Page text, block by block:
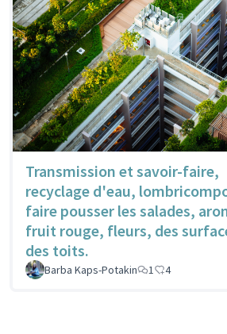
Transmission et savoir-faire,
recyclage d'eau,
faire pousser les salades,
fruit rouge, fleurs, des
des toits.
Barba Kaps-Potakin 1 4